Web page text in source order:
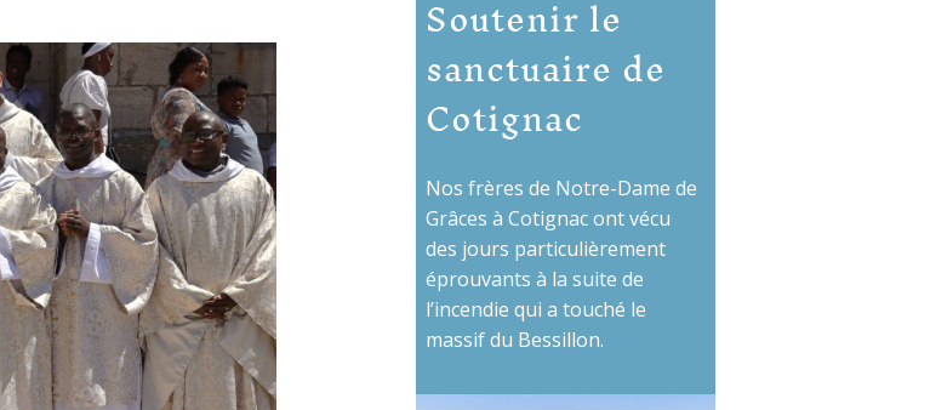
Soutenir le
sanctuaire de
Cotignac
Nos frères de Notre-Dame de
Grâces à Cotignac ont vécu
des jours particulièrement
éprouvants à la suite de
l’incendie qui a touché le
massif du Bessillon.